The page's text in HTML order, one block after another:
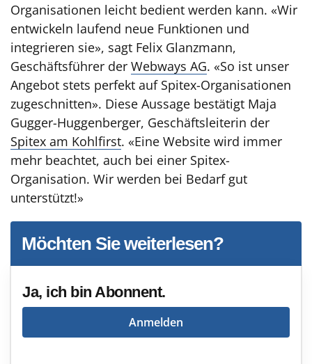
Organisationen leicht bedient werden kann. «Wir
entwickeln laufend neue Funktionen und
integrieren sie», sagt Felix Glanzmann,
Geschäftsführer der Webways AG. «So ist unser
Angebot stets perfekt auf Spitex-Organisationen
zugeschnitten». Diese Aussage bestätigt Maja
Gugger-Huggenberger, Geschäftsleiterin der
Spitex am Kohlfirst. «Eine Website wird immer
mehr beachtet, auch bei einer Spitex-
Organisation. Wir werden bei Bedarf gut
unterstützt!»
Möchten Sie weiterlesen?
Ja, ich bin Abonnent.
Anmelden